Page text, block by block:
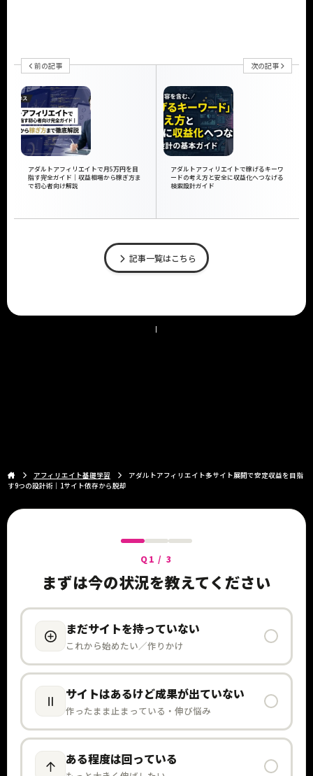
前の記事
アダルトアフィリエイトで月5万円を目
指す完全ガイド｜収益相場から稼ぎ方ま
で初心者向け解説
次の記事
アダルトアフィリエイトで稼げるキーワ
ードの考え方と安全に収益化へつなげる
検索設計ガイド
記事一覧はこちら
アフィリエイト基礎学習
アダルトアフィリエイト多サイト展開で安定収益を目指
す9つの設計術｜1サイト依存から脱却
Q1 / 3
まずは今の状況を教えてください
まだサイトを持っていない
これから始めたい／作りかけ
サイトはあるけど成果が出ていない
作ったまま止まっている・伸び悩み
ある程度は回っている